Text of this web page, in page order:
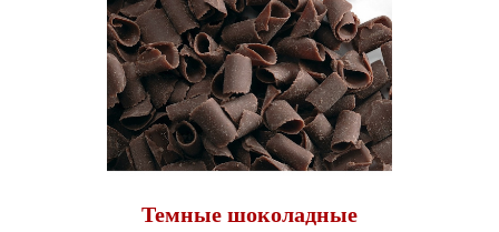
Темные шоколадные